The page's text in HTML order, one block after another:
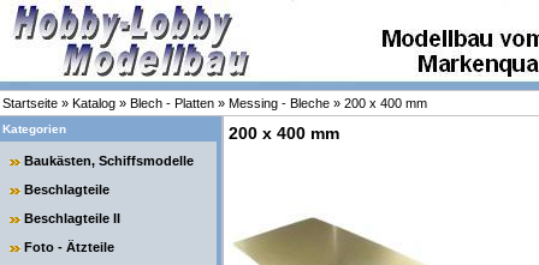
Startseite » Katalog » Blech - Platten » Messing - Bleche » 200 x 400 mm
Kategorien
Baukästen, Schiffsmodelle
Beschlagteile
Beschlagteile II
Foto - Ätzteile
200 x 400 mm